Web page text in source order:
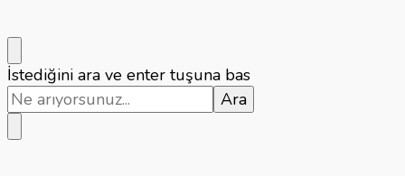
Bir
şey
mi
arıyorsunuz?
İstediğini ara ve enter tuşuna bas